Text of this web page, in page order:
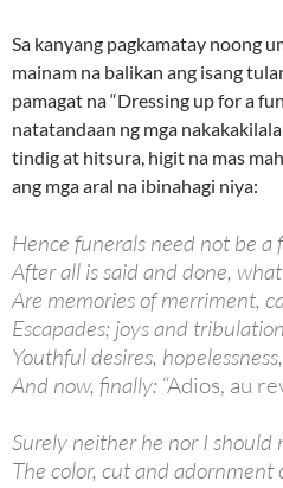
Sa kanyang pagkamatay noong
mainam na balikan ang isang
pamagat na “Dressing up for a
natatandaan ng mga
tindig at hitsura, higit na mas
ang mga aral na ibinahagi niya:
Hence funerals need not be a
After all is said and done,
Are memories of merriment,
Escapades; joys and
Youthful desires,
And now, finally: “Adios, au
Surely neither he nor I should
The color, cut and adornment